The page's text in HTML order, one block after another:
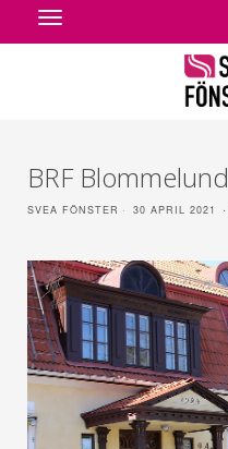
Toggle
navigation
BRF Blommelund
SVEA FÖNSTER 30 APRIL 2021